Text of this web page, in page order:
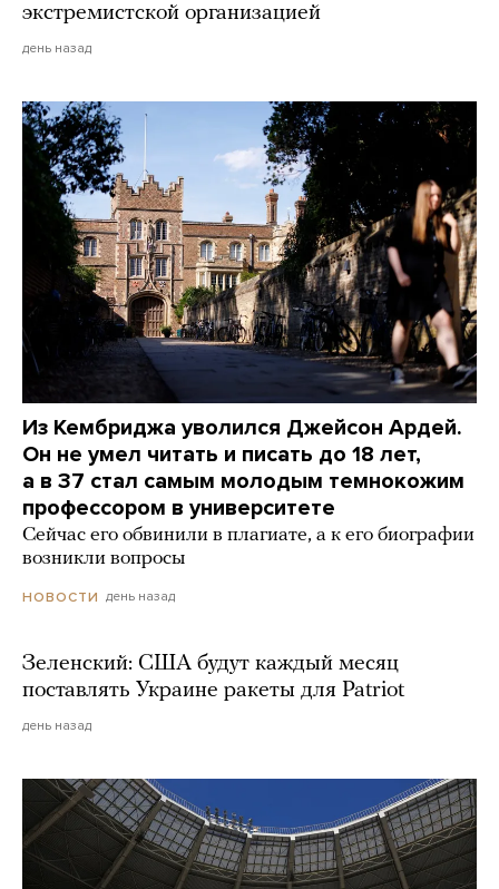
экстремистской организацией
день назад
Из Кембриджа уволился Джейсон Ардей.
Он не умел читать и писать до 18 лет,
а в 37 стал самым молодым темнокожим
профессором в университете
Сейчас его обвинили в плагиате, а к его биографии
возникли вопросы
НОВОСТИ день назад
Зеленский: США будут каждый месяц
поставлять Украине ракеты для Patriot
день назад